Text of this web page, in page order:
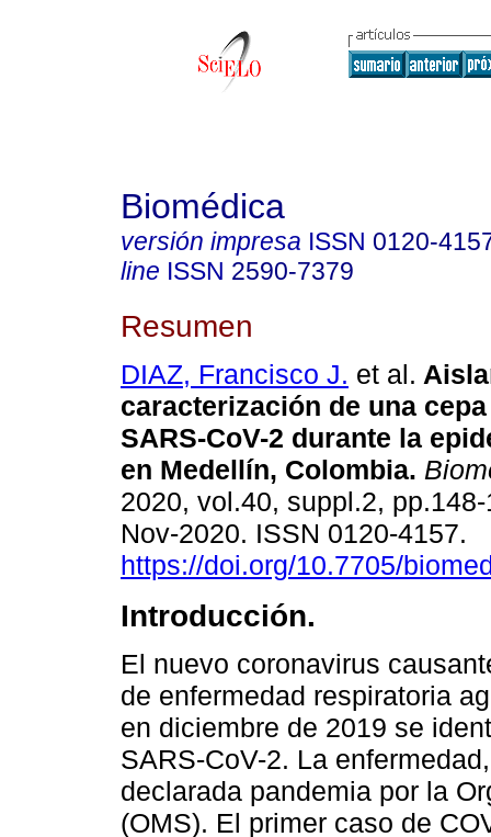
Biomédica
versión impresa ISSN 0120-
line ISSN 2590-7379
Resumen
DIAZ, Francisco J. et al.
caracterización de una
SARS-CoV-2 durante la
en Medellín, Colombia.
2020, vol.40, suppl.2,
Nov-2020. ISSN 0120-4157.
https://doi.org/10.7705/
Introducción.
El nuevo coronavirus
de enfermedad respiratoria
en diciembre de 2019 se
SARS-CoV-2. La
declarada pandemia por la
(OMS). El primer caso de